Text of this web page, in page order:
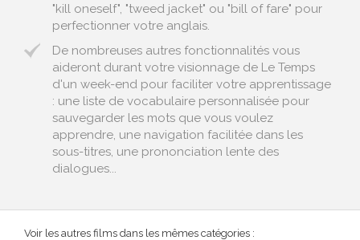
"kill oneself", "tweed jacket" ou "bill of fare" pour
perfectionner votre anglais.
De nombreuses autres fonctionnalités vous
aideront durant votre visionnage de Le Temps
d'un week-end pour faciliter votre apprentissage
: une liste de vocabulaire personnalisée pour
sauvegarder les mots que vous voulez
apprendre, une navigation facilitée dans les
sous-titres, une prononciation lente des
dialogues...
Voir les autres films dans les mêmes catégories :